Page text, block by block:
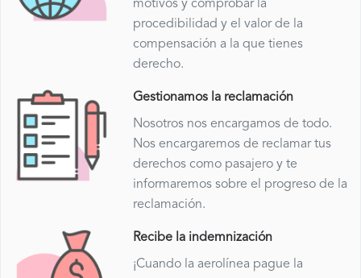
motivos y comprobar la
procedibilidad y el valor de la
compensación a la que tienes
derecho.
Gestionamos la reclamación
Nosotros nos encargamos de todo.
Nos encargaremos de reclamar tus
derechos como pasajero y te
informaremos sobre el progreso de la
reclamación.
Recibe la indemnización
¡Cuando la aerolínea pague la